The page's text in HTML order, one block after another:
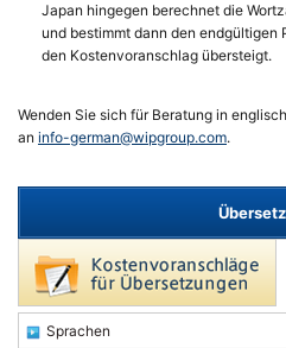
Japan hingegen berechnet die
und bestimmt dann den endgültigen
den Kostenvoranschlag übersteigt.
Wenden Sie sich für Beratung in
an info-german@wipgroup.com.
Sprachen